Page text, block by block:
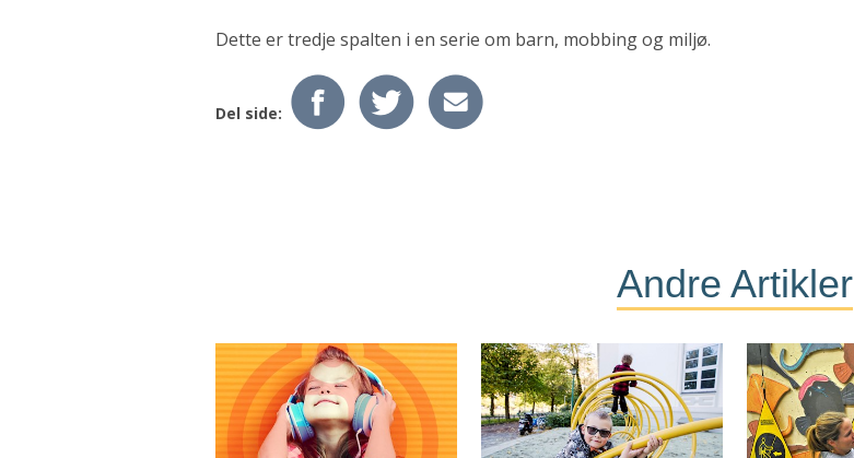
Dette er tredje spalten i en serie om barn, mobbing og miljø.
Del side:
Andre Artikler